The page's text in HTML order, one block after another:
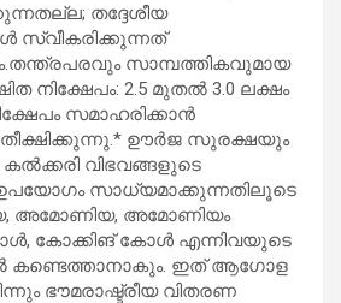
തദ്ദേശീയ
സ്വീകരിക്കുന്നത്
സാമ്പത്തികവുമായ
നിക്ഷേപം: 2.5 മുതൽ 3.0 ലക്ഷം
സമാഹരിക്കാൻ
ഊർജ സുരക്ഷയും
വിഭവങ്ങളുടെ
സാധ്യമാക്കുന്നതിലൂടെ
അമോണിയ, അമോണിയം
കോക്കിങ് കോൾ എന്നിവയുടെ
കണ്ടെത്താനാകും. ഇത് ആഗോള
ഭൗമരാഷ്ട്രീയ വിതരണ